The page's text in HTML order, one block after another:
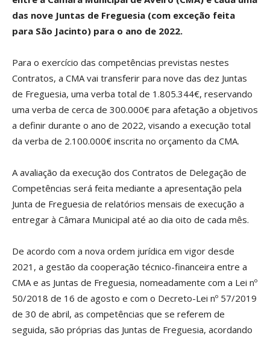
das nove Juntas de Freguesia (com exceção feita
para São Jacinto) para o ano de 2022.
Para o exercício das competências previstas nestes
Contratos, a CMA vai transferir para nove das dez Juntas
de Freguesia, uma verba total de 1.805.344€, reservando
uma verba de cerca de 300.000€ para afetação a objetivos
a definir durante o ano de 2022, visando a execução total
da verba de 2.100.000€ inscrita no orçamento da CMA.
A avaliação da execução dos Contratos de Delegação de
Competências será feita mediante a apresentação pela
Junta de Freguesia de relatórios mensais de execução a
entregar à Câmara Municipal até ao dia oito de cada mês.
De acordo com a nova ordem jurídica em vigor desde
2021, a gestão da cooperação técnico-financeira entre a
CMA e as Juntas de Freguesia, nomeadamente com a Lei nº
50/2018 de 16 de agosto e com o Decreto-Lei nº 57/2019
de 30 de abril, as competências que se referem de
seguida, são próprias das Juntas de Freguesia, acordando